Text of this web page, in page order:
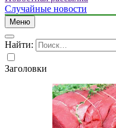
Случайные новости
Меню
Найти:
Заголовки